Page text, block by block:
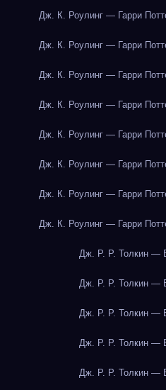
Дж. К. Роулинг — Гарри
Дж. К. Роулинг — Гарри
Дж. К. Роулинг — Гарри
Дж. К. Роулинг — Гарри
Дж. К. Роулинг — Гарри
Дж. К. Роулинг — Гарри
Дж. К. Роулинг — Гарри
Дж. К. Роулинг — Гарри
Дж. Р. Р. Толкин —
Дж. Р. Р. Толкин —
Дж. Р. Р. Толкин —
Дж. Р. Р. Толкин —
Дж. Р. Р. Толкин —